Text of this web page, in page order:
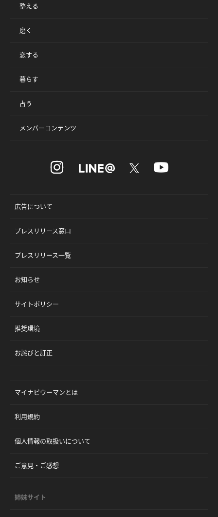
整える
磨く
恋する
暮らす
占う
メンバーコンテンツ
広告について
プレスリリース窓口
プレスリリース一覧
お知らせ
サイトポリシー
推奨環境
お詫びと訂正
マイナビウーマンとは
利用規約
個人情報の取扱いについて
ご意見・ご感想
姉妹サイト